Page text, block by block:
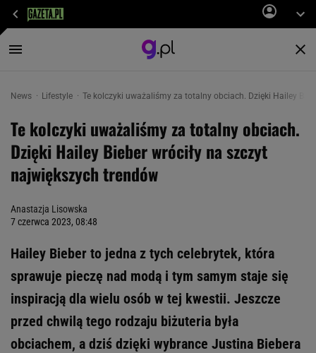
News Lifestyle Te kolczyki uważaliśmy za totalny obciach. Dzięki Hailey
Te kolczyki uważaliśmy za totalny obciach.
Dzięki Hailey Bieber wróciły na szczyt
największych trendów
Anastazja Lisowska
7 czerwca 2023, 08:48
Hailey Bieber to jedna z tych celebrytek, która
sprawuje pieczę nad modą i tym samym staje się
inspiracją dla wielu osób w tej kwestii. Jeszcze
przed chwilą tego rodzaju biżuteria była
obciachem, a dziś dzięki wybrance Justina Biebera